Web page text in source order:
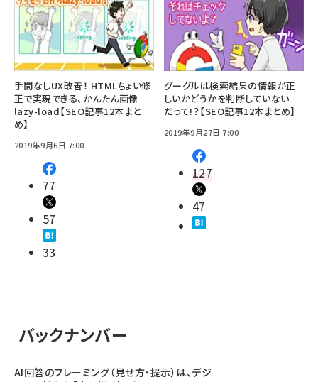
手間なしUX改善！ HTMLちょい修
正で実現できる、かんたん画像
lazy-load【SEO記事12本まと
め】
2019年9月6日 7:00
77
57
33
グーグルは検索結果の情報が正
しいかどうかを判断していない
だって!？【SEO記事12本まとめ】
2019年9月27日 7:00
127
47
バックナンバー
AI回答のフレーミング（見せ方・提示）は、デジ